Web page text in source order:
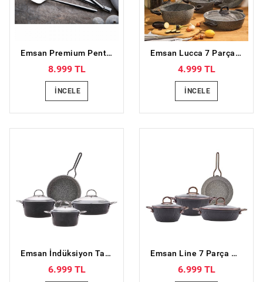
Emsan Premium Penta 84 Parça 12 Kişilik Çatal Kaşık Bıçak Seti Lüks Kutulu
8.999 TL
İNCELE
Emsan Lucca 7 Parça Tencere Seti Gri Mavi
4.999 TL
İNCELE
Emsan İndüksiyon Tabanlı Nostalji 7 Parça Granit Tencere Seti Siyah
6.999 TL
Emsan Line 7 Parça Granit Tencere Seti Yeni Siyah Rose
6.999 TL